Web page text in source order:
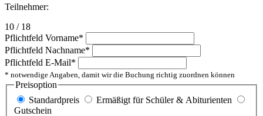
Teilnehmer:
10 / 18
Pflichtfeld Vorname*
Pflichtfeld Nachname*
Pflichtfeld E-Mail*
* notwendige Angaben, damit wir die Buchung richtig zuordnen können
Preisoption
Standardpreis
Ermäßigt für Schüler & Abiturienten
Gutschein